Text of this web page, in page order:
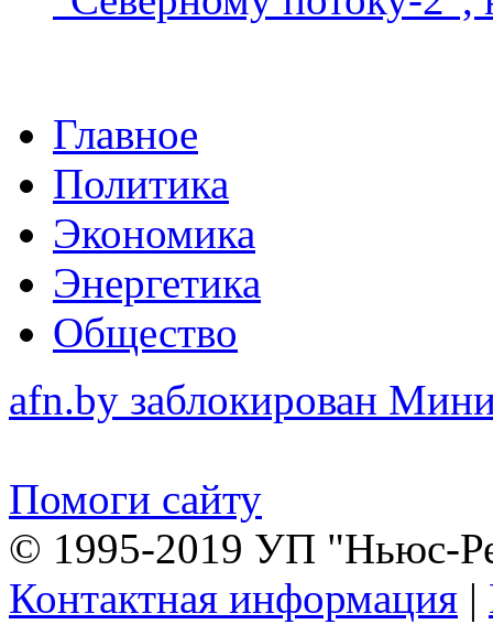
Главное
Политика
Экономика
Энергетика
Общество
afn.by заблокирован
Помоги сайту
© 1995-2019 УП "Ньюс-
Контактная информация |